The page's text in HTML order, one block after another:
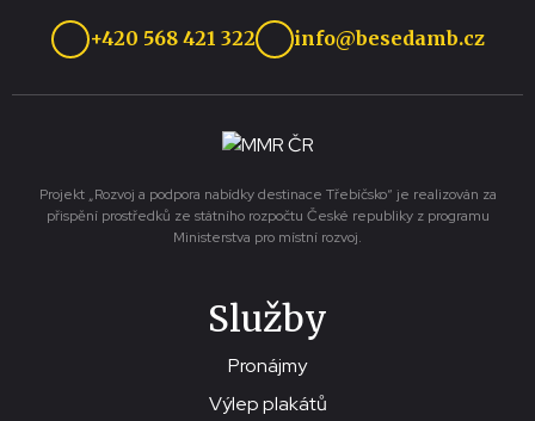
+420 568 421 322 info@besedamb.cz
Projekt „Rozvoj a podpora nabídky destinace Třebíčsko“ je realizován za
přispění prostředků ze státního rozpočtu České republiky z programu
Ministerstva pro místní rozvoj.
Služby
Pronájmy
Výlep plakátů